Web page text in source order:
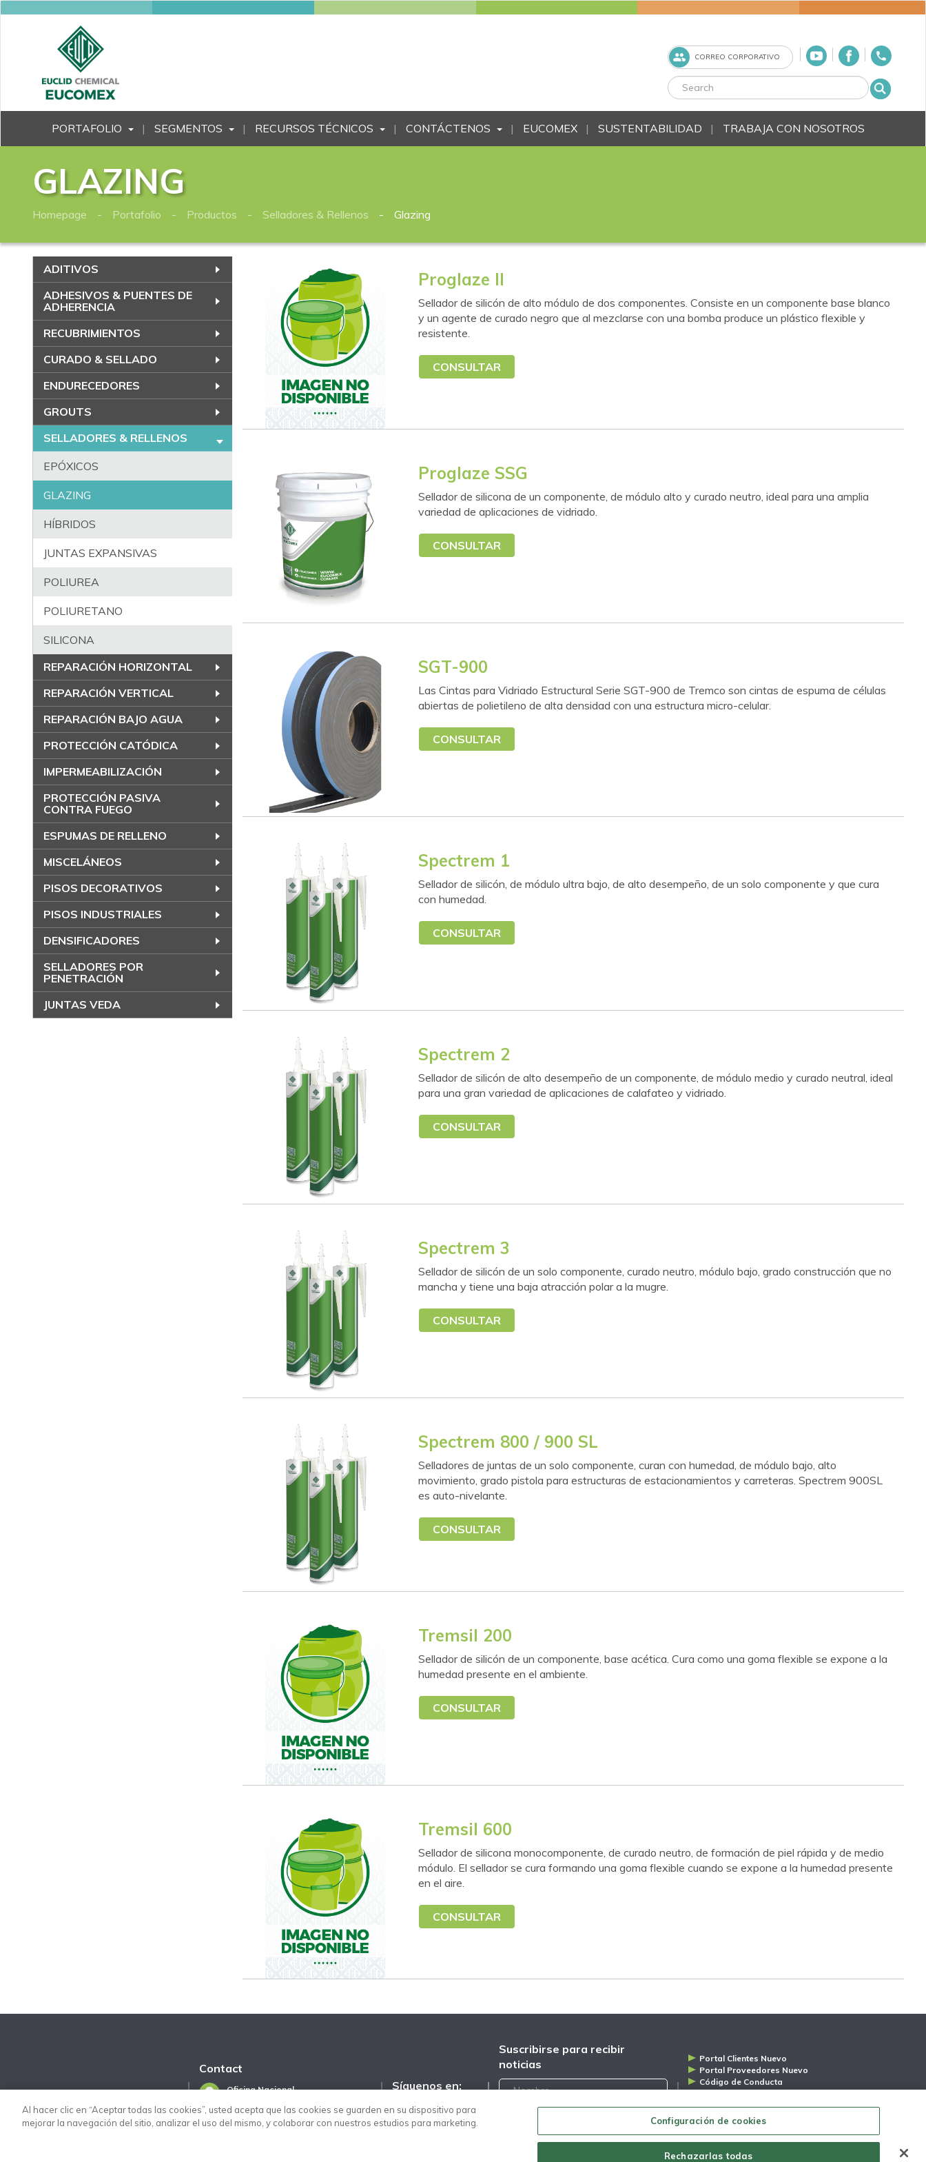
CORREO CORPORATIVO
PORTAFOLIO SEGMENTOS RECURSOS TÉCNICOS CONTÁCTENOS EUCOMEX SUSTENTABILIDAD TRABAJA CON NOSOTROS
GLAZING
Homepage Portafolio Productos Selladores & Rellenos Glazing
ADITIVOS
ADHESIVOS & PUENTES DE
ADHERENCIA
RECUBRIMIENTOS
CURADO & SELLADO
ENDURECEDORES
GROUTS
SELLADORES & RELLENOS
EPÓXICOS
GLAZING
HÍBRIDOS
JUNTAS EXPANSIVAS
POLIUREA
POLIURETANO
SILICONA
REPARACIÓN HORIZONTAL
REPARACIÓN VERTICAL
REPARACIÓN BAJO AGUA
PROTECCIÓN CATÓDICA
IMPERMEABILIZACIÓN
PROTECCIÓN PASIVA
CONTRA FUEGO
ESPUMAS DE RELLENO
MISCELÁNEOS
PISOS DECORATIVOS
PISOS INDUSTRIALES
DENSIFICADORES
SELLADORES POR
PENETRACIÓN
JUNTAS VEDA
Proglaze II
Sellador de silicón de alto módulo de dos componentes. Consiste en un componente base blanco
y un agente de curado negro que al mezclarse con una bomba produce un plástico flexible y
resistente.
CONSULTAR
Proglaze SSG
Sellador de silicona de un componente, de módulo alto y curado neutro, ideal para una amplia
variedad de aplicaciones de vidriado.
CONSULTAR
SGT-900
Las Cintas para Vidriado Estructural Serie SGT-900 de Tremco son cintas de espuma de células
abiertas de polietileno de alta densidad con una estructura micro-celular.
CONSULTAR
Spectrem 1
Sellador de silicón, de módulo ultra bajo, de alto desempeño, de un solo componente y que cura
con humedad.
CONSULTAR
Spectrem 2
Sellador de silicón de alto desempeño de un componente, de módulo medio y curado neutral, ideal
para una gran variedad de aplicaciones de calafateo y vidriado.
CONSULTAR
Spectrem 3
Sellador de silicón de un solo componente, curado neutro, módulo bajo, grado construcción que no
mancha y tiene una baja atracción polar a la mugre.
CONSULTAR
Spectrem 800 / 900 SL
Selladores de juntas de un solo componente, curan con humedad, de módulo bajo, alto
movimiento, grado pistola para estructuras de estacionamientos y carreteras. Spectrem 900SL
es auto-nivelante.
CONSULTAR
Tremsil 200
Sellador de silicón de un componente, base acética. Cura como una goma flexible se expone a la
humedad presente en el ambiente.
CONSULTAR
Tremsil 600
Sellador de silicona monocomponente, de curado neutro, de formación de piel rápida y de medio
módulo. El sellador se cura formando una goma flexible cuando se expone a la humedad presente
en el aire.
CONSULTAR
Contact
Oficina Nacional
San Francisco Chilpan
Tultitlán, Estado de México
Síguenos en:
/eucomex.mx
Suscribirse para recibir
noticias
Portal Clientes Nuevo
Portal Proveedores Nuevo
Código de Conducta
Aviso de Privacidad
Copyright © Todos los
derechos reservados Euclid
Al hacer clic en “Aceptar todas las cookies”, usted acepta que las cookies se guarden en su dispositivo para
mejorar la navegación del sitio, analizar el uso del mismo, y colaborar con nuestros estudios para marketing.
Configuración de cookies
Rechazarlas todas